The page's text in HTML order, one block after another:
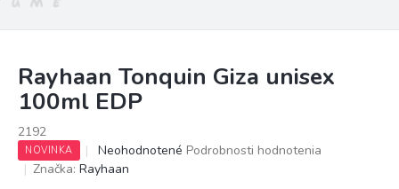
Rayhaan Tonquin Giza unisex
100ml EDP
2192
NOVINKA
Priemerné
hodnotenie
Neohodnotené Podrobnosti hodnotenia
Značka: Rayhaan